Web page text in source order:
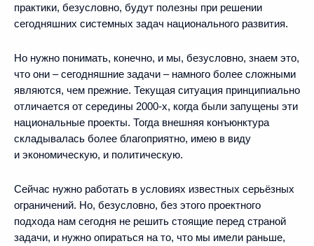
практики, безусловно, будут полезны при решении
сегодняшних системных задач национального развития.
Но нужно понимать, конечно, и мы, безусловно, знаем это,
что они – сегодняшние задачи – намного более сложными
являются, чем прежние. Текущая ситуация принципиально
отличается от середины 2000-х, когда были запущены эти
национальные проекты. Тогда внешняя конъюнктура
складывалась более благоприятно, имею в виду
и экономическую, и политическую.
Сейчас нужно работать в условиях известных серьёзных
ограничений. Но, безусловно, без этого проектного
подхода нам сегодня не решить стоящие перед страной
задачи, и нужно опираться на то, что мы имели раньше,